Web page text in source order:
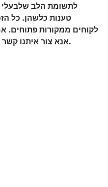
לתשומת הלב שלבעלי
טענות כלשהן. כל
לקוחים ממקורות פתוחים.
אנא צור איתנו קשר באחד הדרכים הרשומים לעיל.